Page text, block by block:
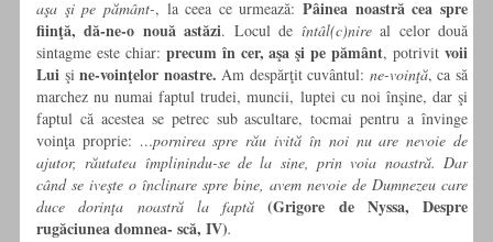
aşa şi pe pământ-, la ceea ce urmează:Pâinea noastră cea spre
fiinţă, dă-ne-o nouă astăzi. Locul de întâl(c)nireal celor două
sintagme este chiar: precum în cer, aşa şi pe pământ, potrivitvoii
Lui şine-voinţelor noastre.Am despărţit cuvântul: ne-voinţă, ca să
marchez nu numai faptul trudei, muncii, luptei cu noi înşine, dar şi
faptul că acestea se petrec sub ascultare, tocmai pentru a învinge
voinţa proprie: …pornirea spre rău ivită în noi nu are nevoie de
ajutor, răutatea împlinindu-se de la sine, prin voia noastră. Dar
când se iveşte o înclinare spre bine, avem nevoie de Dumnezeu care
duce dorinţa noastră la faptă (Grigore de Nyssa, Despre
rugăciunea domnea- scă, IV).